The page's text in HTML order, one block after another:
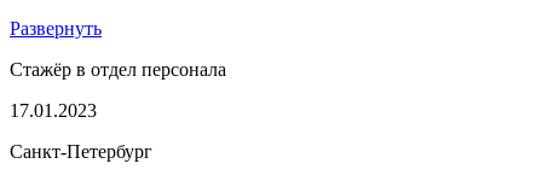
Развернуть
Стажёр в отдел персонала
17.01.2023
Санкт-Петербург